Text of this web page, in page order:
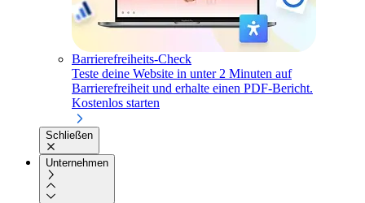
Barrierefreiheits-Check
Teste deine Website in unter 2 Minuten auf
Barrierefreiheit und erhalte einen PDF-Bericht.
Kostenlos starten
Schließen
Unternehmen